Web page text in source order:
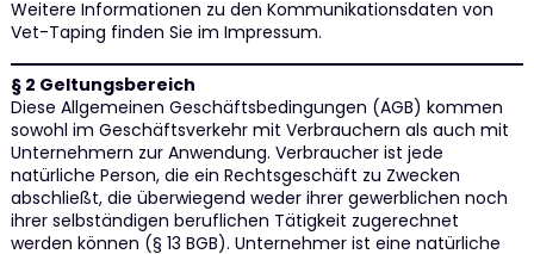
Weitere Informationen zu den Kommunikationsdaten von
Vet-Taping finden Sie im Impressum.
§ 2 Geltungsbereich
Diese Allgemeinen Geschäftsbedingungen (AGB) kommen
sowohl im Geschäftsverkehr mit Verbrauchern als auch mit
Unternehmern zur Anwendung. Verbraucher ist jede
natürliche Person, die ein Rechtsgeschäft zu Zwecken
abschließt, die überwiegend weder ihrer gewerblichen noch
ihrer selbständigen beruflichen Tätigkeit zugerechnet
werden können (§ 13 BGB). Unternehmer ist eine natürliche